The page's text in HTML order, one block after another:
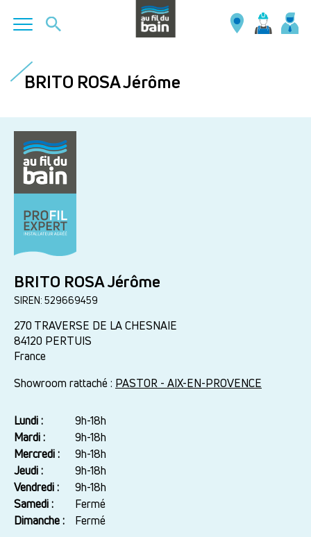
contenuBRITO ROSA Jérôme
BRITO ROSA Jérôme
SIREN: 529669459
270 TRAVERSE DE LA CHESNAIE
84120 PERTUIS
France
Showroom rattaché : PASTOR - AIX-EN-PROVENCE
Jour
Plage
horaire
Lundi :
9h-18h
Mardi :
9h-18h
Mercredi :
9h-18h
Jeudi :
9h-18h
Vendredi :
9h-18h
Samedi :
Fermé
Dimanche :
Fermé